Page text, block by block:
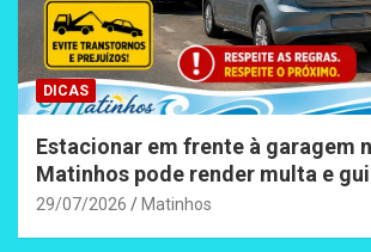
DICAS
Estacionar em frente à garagem
Matinhos pode render multa e
29/07/2026 Matinhos